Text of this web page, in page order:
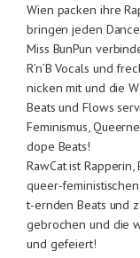
Wien packen ihre
bringen jeden
Miss BunPun
R’n’B Vocals und
nicken mit und die
Beats und Flows
Feminismus,
dope Beats!
RawCat ist
queer-
t-ernden Beats und
gebrochen und die
und gefeiert!